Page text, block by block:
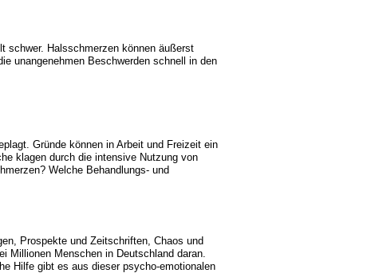
schwer. Halsschmerzen können äußerst
unangenehmen Beschwerden schnell in den
Gründe können in Arbeit und Freizeit ein
klagen durch die intensive Nutzung von
Welche Behandlungs- und
Prospekte und Zeitschriften, Chaos und
Millionen Menschen in Deutschland daran.
Hilfe gibt es aus dieser psycho-emotionalen